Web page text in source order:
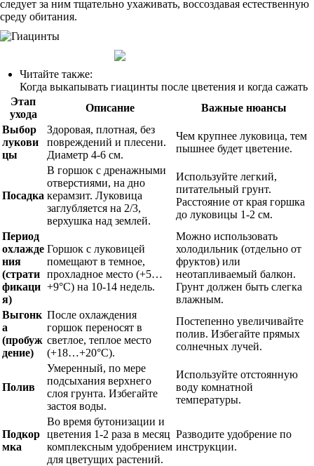
следует за ним тщательно ухаживать, воссоздавая естественную
среду обитания.
Читайте также:
Когда выкапывать гиацинты после цветения и когда сажать
Этап
ухода
Описание
Важные нюансы
Выбор
лукови
цы
Здоровая, плотная, без
повреждений и плесени.
Диаметр 4-6 см.
Чем крупнее луковица, тем
пышнее будет цветение.
Посадка
В горшок с дренажными
отверстиями, на дно
керамзит. Луковица
заглубляется на 2/3,
верхушка над землей.
Используйте легкий,
питательный грунт.
Расстояние от края горшка
до луковицы 1-2 см.
Период
охлажде
ния
(страти
фикаци
я)
Горшок с луковицей
помещают в темное,
прохладное место (+5…
+9°C) на 10-14 недель.
Можно использовать
холодильник (отдельно от
фруктов) или
неотапливаемый балкон.
Грунт должен быть слегка
влажным.
Выгонк
а
(пробуж
дение)
После охлаждения
горшок переносят в
светлое, теплое место
(+18…+20°C).
Постепенно увеличивайте
полив. Избегайте прямых
солнечных лучей.
Полив
Умеренный, по мере
подсыхания верхнего
слоя грунта. Избегайте
застоя воды.
Используйте отстоянную
воду комнатной
температуры.
Подкор
мка
Во время бутонизации и
цветения 1-2 раза в месяц
комплексным удобрением
для цветущих растений.
Разводите удобрение по
инструкции.